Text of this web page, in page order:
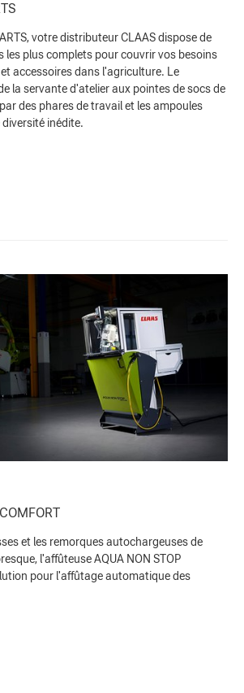
votre distributeur CLAAS dispose de
les plus complets pour couvrir vos besoins
accessoires dans l'agriculture. Le
la servante d'atelier aux pointes de socs de
des phares de travail et les ampoules
inédite.
et les remorques autochargeuses de
l'affûteuse AQUA NON STOP
pour l'affûtage automatique des